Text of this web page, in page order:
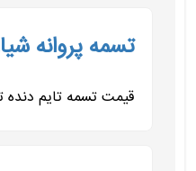
تسمه پروانه
قیمت تسمه تایم